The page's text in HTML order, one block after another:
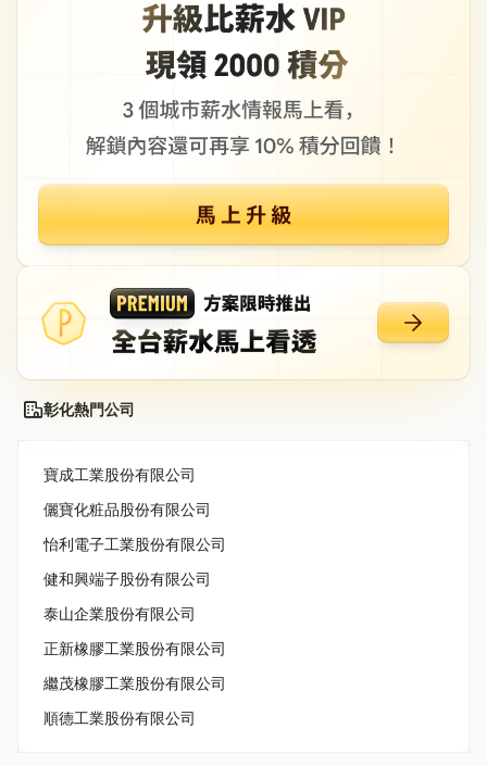
彰化熱門公司
寶成工業股份有限公司
儷寶化粧品股份有限公司
怡利電子工業股份有限公司
健和興端子股份有限公司
泰山企業股份有限公司
正新橡膠工業股份有限公司
繼茂橡膠工業股份有限公司
順德工業股份有限公司